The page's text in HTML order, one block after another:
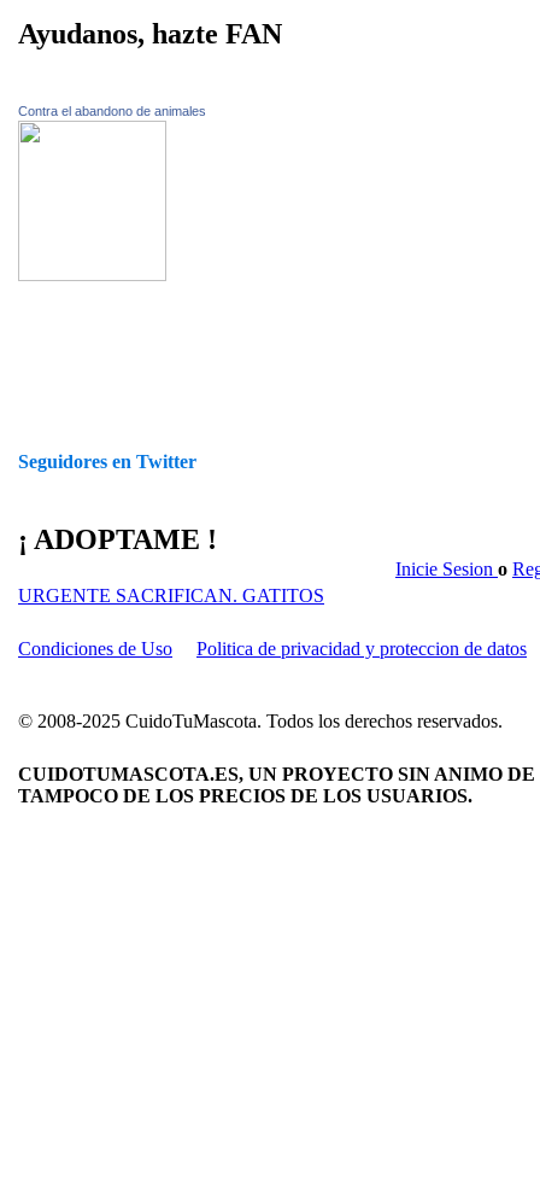
Ayudanos, hazte FAN
Contra el abandono de animales
Seguidores en Twitter
¡ ADOPTAME !
URGENTE SACRIFICAN. GATITOS
Inicie Sesion o
Condiciones de Uso Politica de privacidad y proteccion de datos
© 2008-2025 CuidoTuMascota. Todos los derechos reservados.
CUIDOTUMASCOTA.ES, UN PROYECTO SIN ANIMO
TAMPOCO DE LOS PRECIOS DE LOS USUARIOS.